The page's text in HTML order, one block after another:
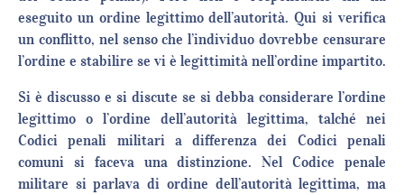
eseguito un ordine legittimo dell’autorità. Qui si verifica
un conflitto, nel senso che l’individuo dovrebbe censurare
l’ordine e stabilire se vi è legittimità nell’ordine impartito.
Si è discusso e si discute se si debba considerare l’ordine
legittimo o l’ordine dell’autorità legittima, talché nei
Codici penali militari a differenza dei Codici penali
comuni si faceva una distinzione. Nel Codice penale
militare si parlava di ordine dell’autorità legittima, ma